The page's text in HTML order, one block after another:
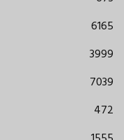
6165
3999
7039
472